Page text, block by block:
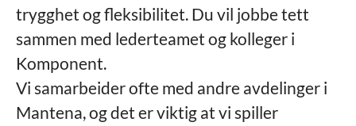
trygghet og fleksibilitet. Du vil jobbe tett
sammen med lederteamet og kolleger i
Komponent.
Vi samarbeider ofte med andre avdelinger i
Mantena, og det er viktig at vi spiller